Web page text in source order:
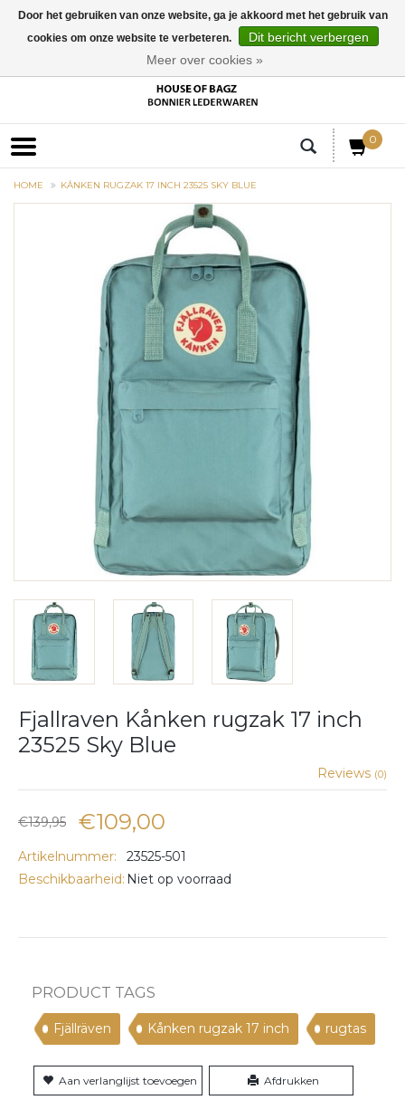
0
HOME KÅNKEN RUGZAK 17 INCH 23525 SKY BLUE
Fjallraven Kånken rugzak 17 inch
23525 Sky Blue
Reviews (0)
€139,95 €109,00
Artikelnummer:
23525-501
Beschikbaarheid: Niet op voorraad
PRODUCT TAGS
Fjällräven Kånken rugzak 17 inch rugtas
Aan verlanglijst toevoegen Afdrukken
Door het gebruiken van onze website, ga je akkoord met het gebruik van
cookies om onze website te verbeteren.
Dit bericht verbergen
Meer over cookies »